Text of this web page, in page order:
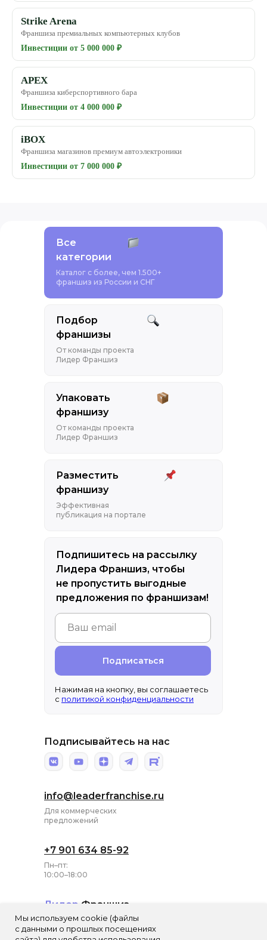
Strike Arena
Франшиза премиальных компьютерных клубов
Инвестиции от 5 000 000 ₽
APEX
Франшиза киберспортивного бара
Инвестиции от 4 000 000 ₽
iBOX
Франшиза магазинов премиум автоэлектроники
Инвестиции от 7 000 000 ₽
Все
категории
Каталог с более, чем 1.500+
франшиз из России и СНГ
Подбор
франшизы
От команды проекта
Лидер Франшиз
Разместить
франшизу
Подпишитесь на рассылку
Лидера Франшиз, чтобы
не пропустить выгодные
предложения по франшизам!
Эффективная
публикация на портале
Упаковать
франшизу
От команды проекта
Лидер Франшиз
Лидер Франшиз
ИП Харитонова
Анна Александровна
Подписывайтесь на нас
info@leaderfranchise.ru
Для коммерческих
предложений
+7 901 634 85-92
Пн–пт:
10:00–18:00
Подписаться
Нажимая на кнопку, вы соглашаетесь
с политикой конфиденциальности
Мы используем cookie (файлы
с данными о прошлых посещениях